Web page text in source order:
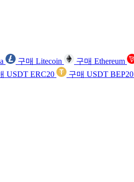
구매 Litecoin 구매 Ethereum
USDT ERC20 구매 USDT BEP20